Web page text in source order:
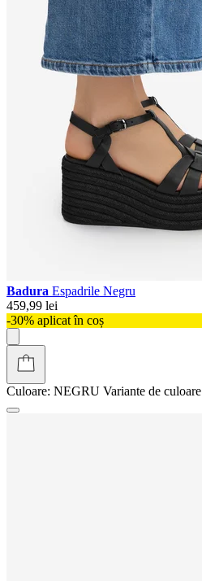
Badura Espadrile Negru
459,99 lei
-30% aplicat în coș
Culoare: NEGRU Variante de culoare